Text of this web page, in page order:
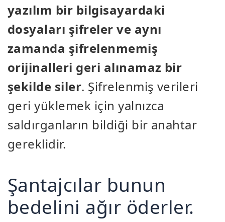
yazılım bir bilgisayardaki
dosyaları şifreler ve aynı
zamanda şifrelenmemiş
orijinalleri geri alınamaz bir
şekilde siler. Şifrelenmiş verileri
geri yüklemek için yalnızca
saldırganların bildiği bir anahtar
gereklidir.
Şantajcılar bunun
bedelini ağır öderler.